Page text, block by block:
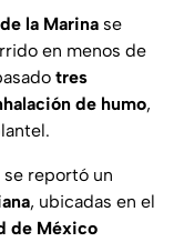
la Marina se
en menos de
tres
de humo,
reportó un
, ubicadas en el
de México